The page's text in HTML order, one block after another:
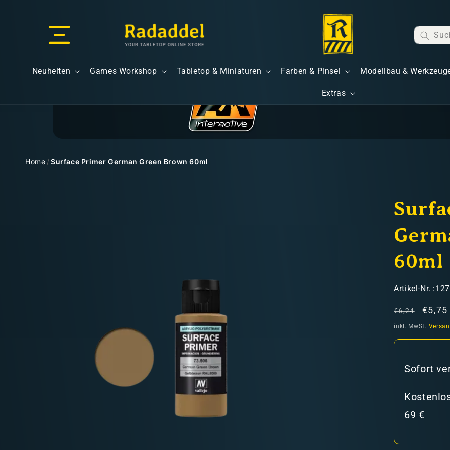
Neuheiten Games Workshop Tabletop & Miniaturen Farben & Pinsel Modellbau &
Extras
Home /Surface Primer German Green Brown 60ml
60ml
SKU:
Artikel-Nr.
Normaler
Preis
€6,24 €5,75
inkl. MwSt.
Sofort
69 €
Nicht-EU: kein kostenloser Versand
Lieferungen in Nicht-EU-Länder (z. B. Schweiz)
nicht im Kaufpreis oder in den Versandkosten